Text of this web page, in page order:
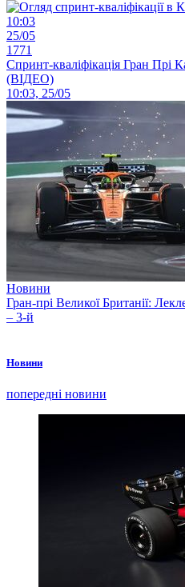
10:03
25/05
1771
Спринт-кваліфікація Гран Прі
(ВІДЕО)
10:03, 25/05
Новини
Гран-прі Великої Британії:
– 3-й
Новини
попередні новини